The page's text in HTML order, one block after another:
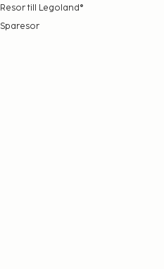
Resor till Legoland®
Sparesor